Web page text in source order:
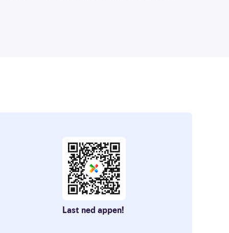
Last ned appen!